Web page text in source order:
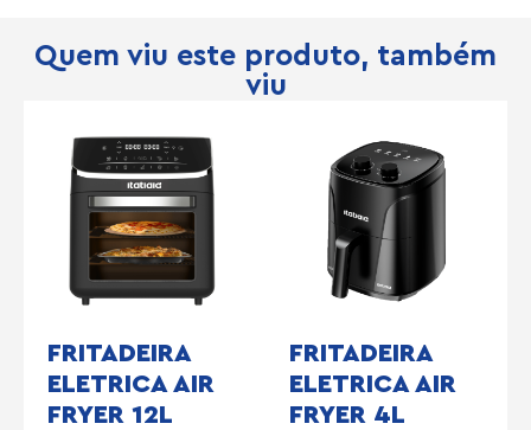
Quem viu este produto, também
viu
FRITADEIRA
ELETRICA AIR
FRYER 12L
FRITADEIRA
ELETRICA AIR
FRYER 4L